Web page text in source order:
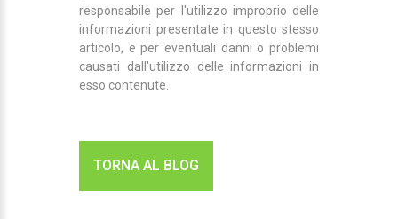
responsabile per l'utilizzo improprio delle
informazioni presentate in questo stesso
articolo, e per eventuali danni o problemi
causati dall'utilizzo delle informazioni in
esso contenute.
TORNA AL BLOG